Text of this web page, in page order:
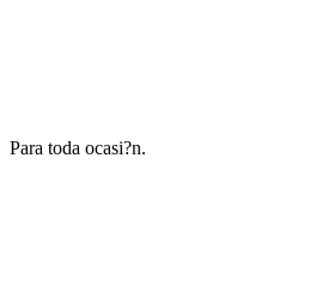
Para toda ocasi?n.